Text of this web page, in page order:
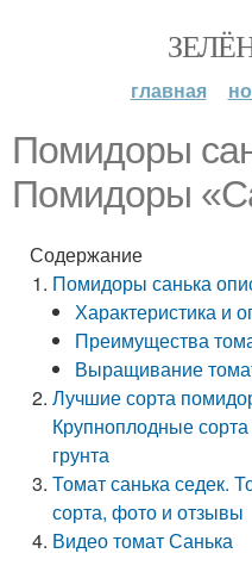
главная
Помидоры
Помидоры
Содержание
Помидоры санька
Характеристика и
Преимущества
Выращивание
Лучшие сорта
Крупноплодные
грунта
Томат санька седек.
сорта, фото и отзывы
Видео томат Санька